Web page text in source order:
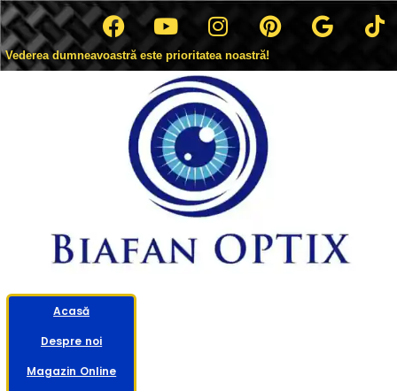
Vederea dumneavoastră este prioritatea noastră!
Acasă
Despre noi
Magazin Online